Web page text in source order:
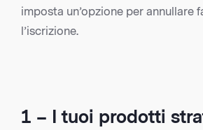
imposta un’opzione per annullare
l’iscrizione.
1 – I tuoi prodotti